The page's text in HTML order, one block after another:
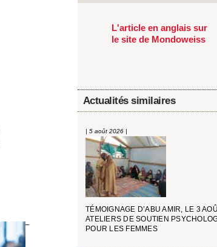
L'article en anglais sur
le site de Mondoweiss
Actualités similaires
| 5 août 2026 |
TÉMOIGNAGE D’ABU AMIR, LE 3
ATELIERS DE SOUTIEN
POUR LES FEMMES